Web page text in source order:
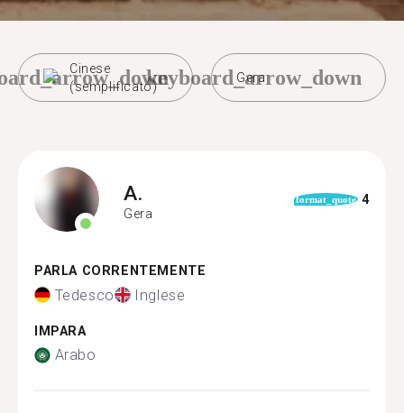
Cinese
(semplificato)
Gera
keyboard_arrow_down
A.
Gera
format_quote 4
PARLA CORRENTEMENTE
Tedesco Inglese
IMPARA
Arabo